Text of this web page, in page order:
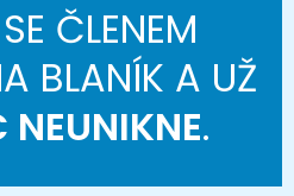
ČLENEM
BLANÍK A UŽ
NEUNIKNE.